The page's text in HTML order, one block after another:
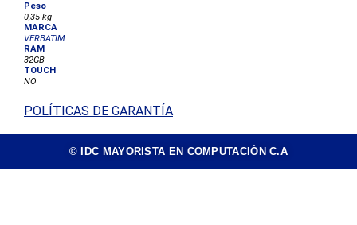
Peso
0,35 kg
MARCA
VERBATIM
RAM
32GB
TOUCH
NO
POLÍTICAS DE GARANTÍA
© IDC MAYORISTA EN COMPUTACIÓN C.A